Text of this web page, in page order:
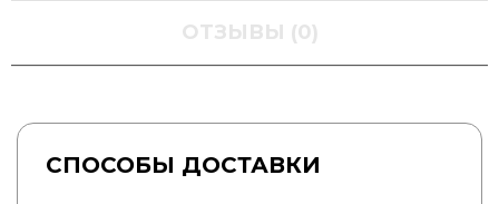
ОТЗЫВЫ (0)
СПОСОБЫ ДОСТАВКИ